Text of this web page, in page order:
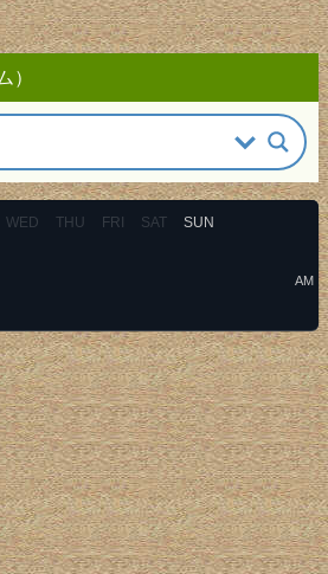
）
WED THU FRI SAT SUN
AM